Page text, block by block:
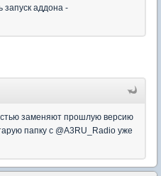
запуск аддона -
заменяют прошлую версию
папку с @A3RU_Radio уже